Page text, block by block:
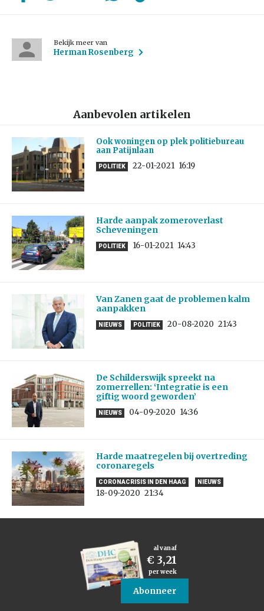
Bekijk meer van
Herman Rosenberg
Aanbevolen artikelen
Ook woningen op plek politiebureau
aan Patijnlaan
POLITIEK 22-01-2021 16:19
Harde aanpak zomeroverlast
Scheveningen
POLITIEK 16-01-2021 14:43
Van Zanen gaat de problemen kalm
aanpakken
NIEUWS POLITIEK 20-08-2020 21:43
De Schilderswijk spreekt na
zomerrellen: ‘Integratie is een
giftig woord geworden’
NIEUWS 04-09-2020 14:36
Harde maatregelen bij overtreding
coronaregels
CORONACRISIS IN DEN HAAG NIEUWS
18-09-2020 21:34
al vanaf
€ 3,21
per week
Abonneer